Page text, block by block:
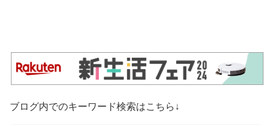
ブログ内でのキーワード検索はこちら↓